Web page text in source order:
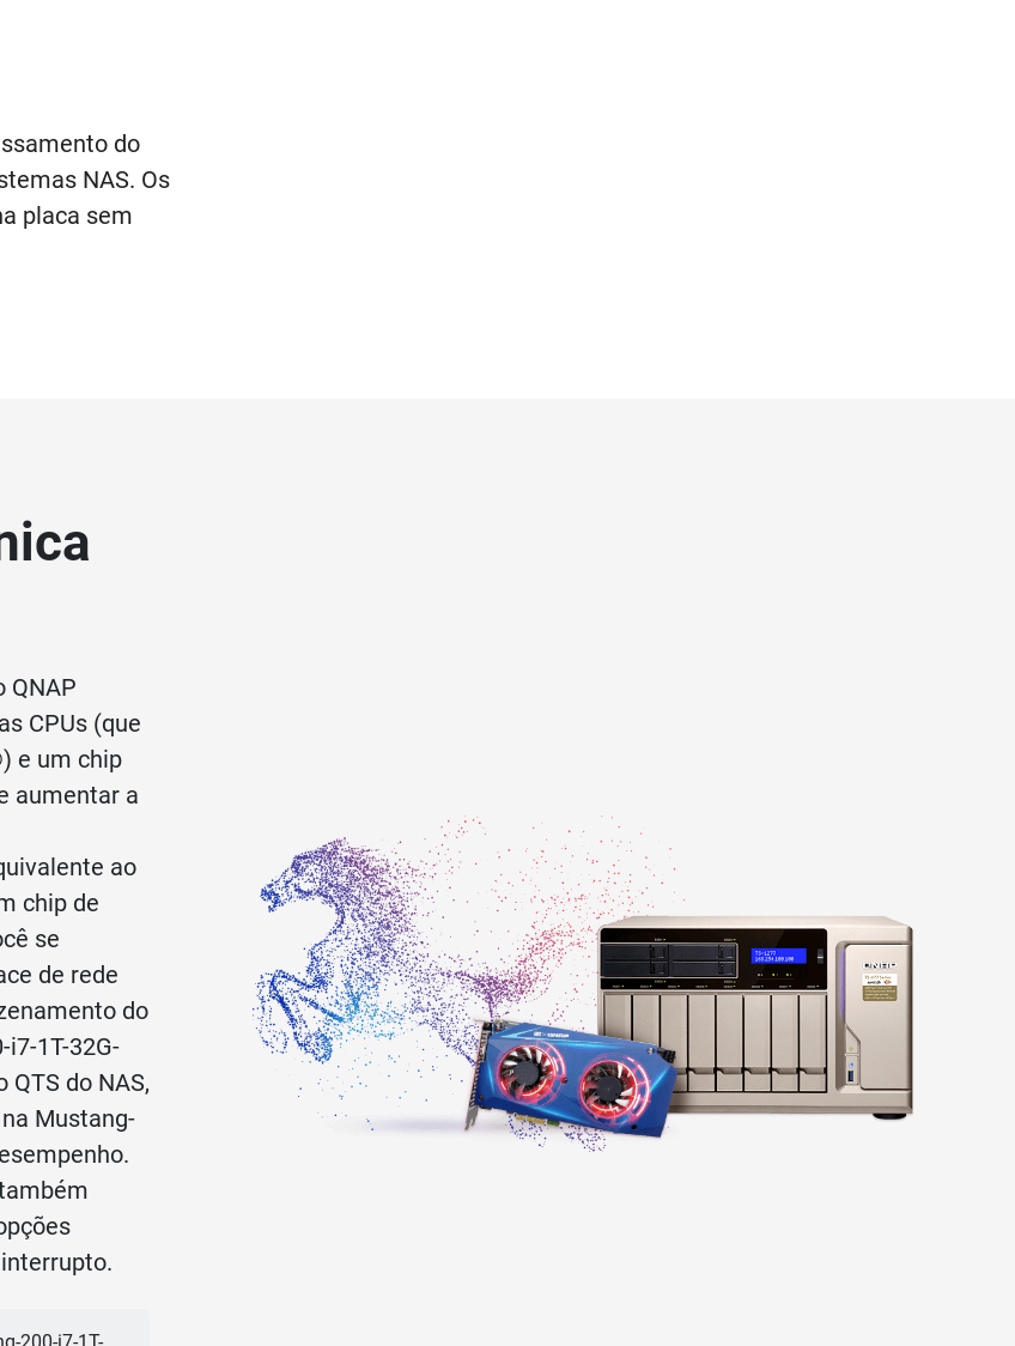
do
NAS. Os
placa sem
QNAP
CPUs (que
e um chip
aumentar a
ao
chip de
se
de rede
do
i7-1T-32G-
do NAS,
Mustang-